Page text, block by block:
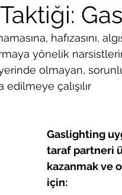
hafızasını,
yönelik
olmayan,
çalışılır
Gaslighting
taraf partneri
kazanmak ve
için: